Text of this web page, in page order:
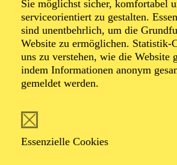
Sie möglichst sicher, komfortabel
serviceorientiert zu gestalten.
sind unentbehrlich, um die
Website zu ermöglichen. Statistik-
uns zu verstehen, wie die Website
indem Informationen anonym
gemeldet werden.
Essenzielle Cookies
der